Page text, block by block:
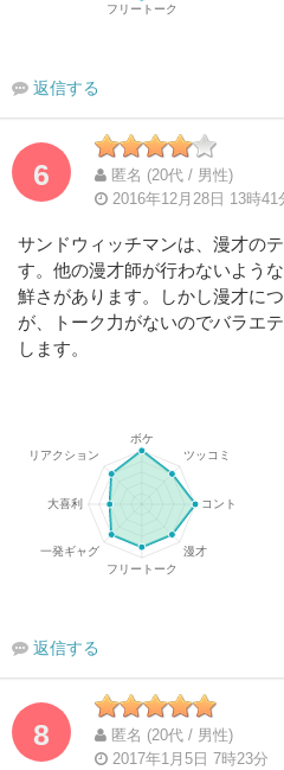
返信する
6
匿名 (20代 / 男性)
2016年12月28日 13時41
サンドウィッチマンは、漫才の
す。他の漫才師が行わないよう
鮮さがあります。しかし漫才に
が、トーク力がないのでバラエ
します。
返信する
8
匿名 (20代 / 男性)
2017年1月5日 7時23分